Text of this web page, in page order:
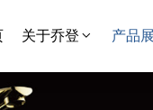
关于乔登 产品